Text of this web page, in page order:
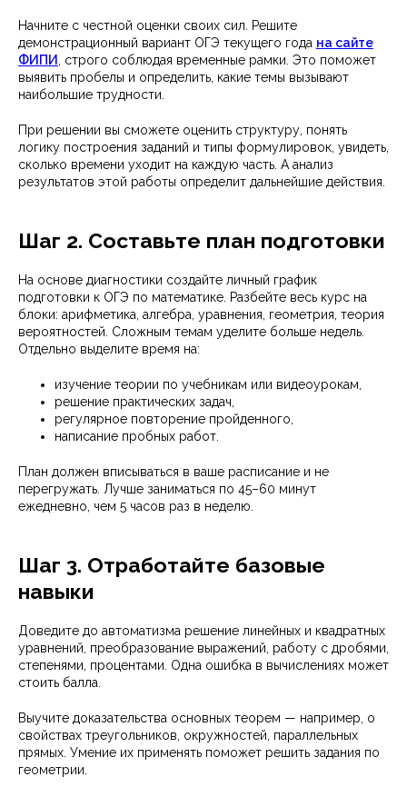
Начните с честной оценки своих сил. Решите
демонстрационный вариант ОГЭ текущего года на сайте
ФИПИ
, строго соблюдая временные рамки. Это поможет
выявить пробелы и определить, какие темы вызывают
наибольшие трудности.
При решении вы сможете оценить структуру, понять
логику построения заданий и типы формулировок, увидеть,
сколько времени уходит на каждую часть. А анализ
результатов этой работы определит дальнейшие действия.
Шаг 2. Составьте план подготовки
На основе диагностики создайте личный график
подготовки к ОГЭ по математике. Разбейте весь курс на
блоки: арифметика, алгебра, уравнения, геометрия, теория
вероятностей. Сложным темам уделите больше недель.
Отдельно выделите время на:
изучение теории по учебникам или видеоурокам,
решение практических задач,
регулярное повторение пройденного,
написание пробных работ.
План должен вписываться в ваше расписание и не
перегружать. Лучше заниматься по 45–60 минут
ежедневно, чем 5 часов раз в неделю.
Шаг 3. Отработайте базовые
навыки
Доведите до автоматизма решение линейных и квадратных
уравнений, преобразование выражений, работу с дробями,
степенями, процентами. Одна ошибка в вычислениях может
стоить балла.
Выучите доказательства основных теорем — например, о
свойствах треугольников, окружностей, параллельных
прямых. Умение их применять поможет решить задания по
геометрии.